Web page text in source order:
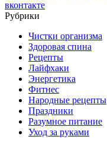
вконтакте
Рубрики
Чистки организма
Здоровая спина
Рецепты
Лайфхаки
Энергетика
Фитнес
Народные рецепты
Праздники
Разумное питание
Уход за руками